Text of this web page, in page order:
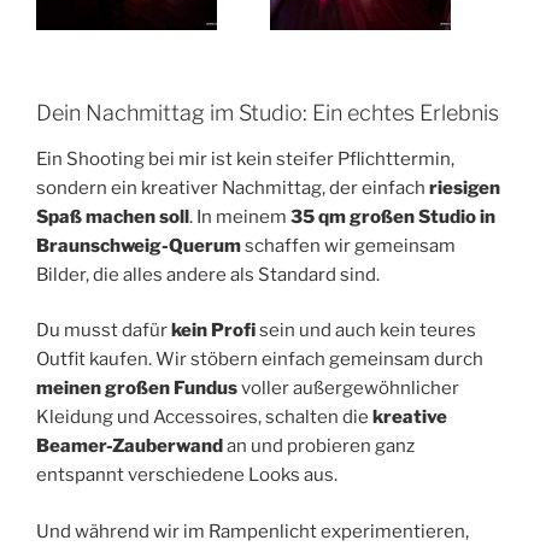
Dein Nachmittag im Studio: Ein echtes Erlebnis
Ein Shooting bei mir ist kein steifer Pflichttermin,
sondern ein kreativer Nachmittag, der einfach riesigen
Spaß machen soll. In meinem 35 qm großen Studio in
Braunschweig-Querumschaffen wir gemeinsam
Bilder, die alles andere als Standard sind.
Du musst dafürkein Profisein und auch kein teures
Outfit kaufen. Wir stöbern einfach gemeinsam durch
meinen großen Fundusvoller außergewöhnlicher
Kleidung und Accessoires, schalten die kreative
Beamer-Zauberwandan und probieren ganz
entspannt verschiedene Looks aus.
Und während wir im Rampenlicht experimentieren,